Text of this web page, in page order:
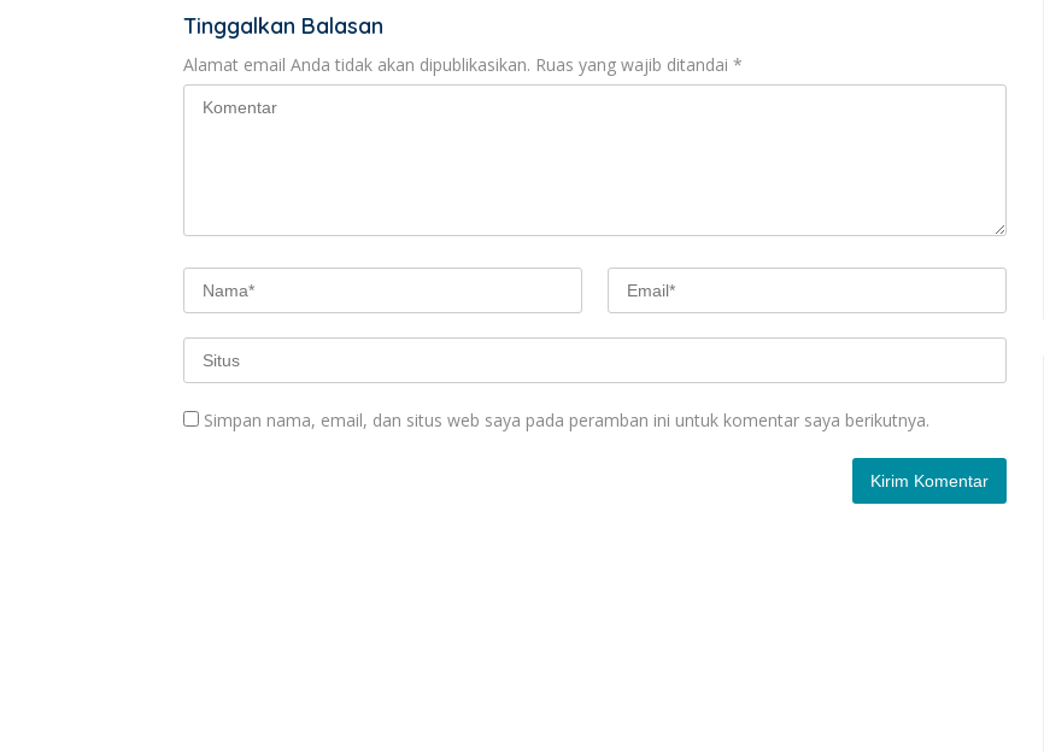
Tinggalkan Balasan
Alamat email Anda tidak akan dipublikasikan. Ruas yang wajib ditandai *
Simpan nama, email, dan situs web saya pada peramban ini untuk komentar saya berikutnya.